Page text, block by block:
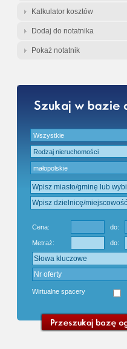
Kalkulator kosztów
Dodaj do notatnika
Pokaż notatnik
Cena: do:
Metraż: do:
Wirtualne spacery